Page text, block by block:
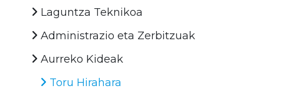
Laguntza Teknikoa
Administrazio eta Zerbitzuak
Aurreko Kideak
Toru Hirahara